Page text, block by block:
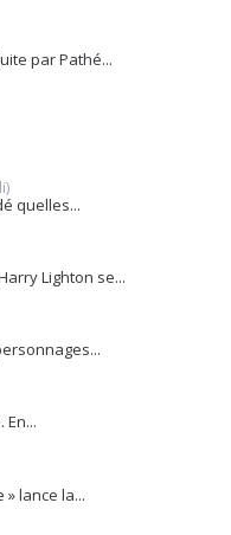
par Pathé...
quelles...
Lighton se...
lance la...